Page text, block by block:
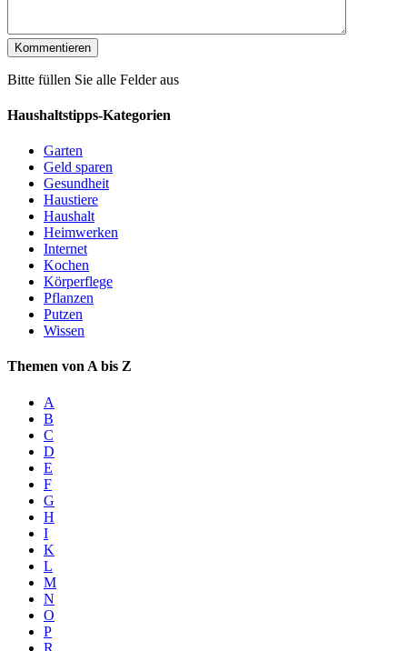
Bitte füllen Sie alle Felder aus
Haushaltstipps-Kategorien
Garten
Geld sparen
Gesundheit
Haustiere
Haushalt
Heimwerken
Internet
Kochen
Körperflege
Pflanzen
Putzen
Wissen
Themen von A bis Z
A
B
C
D
E
F
G
H
I
K
L
M
N
O
P
R